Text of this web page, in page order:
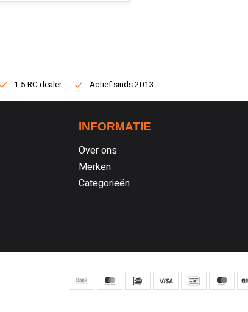
1:5 RC dealer Actief sinds 2013
INFORMATIE
Over ons
Merken
Categorieën